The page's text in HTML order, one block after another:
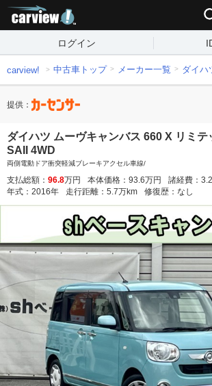
ログイン
carview! 中古車トップ メーカー一覧 ダイハ
提供：
ダイハツ ムーヴキャンバス 660 X リミ
SAII 4WD
両側電動ドア衝突軽減ブレーキアクセル車線/
支払総額： 96.8万円 本体価格： 93.6万円 諸経費： 3.2
年式： 2016年 走行距離： 5.7万km 修復歴： なし